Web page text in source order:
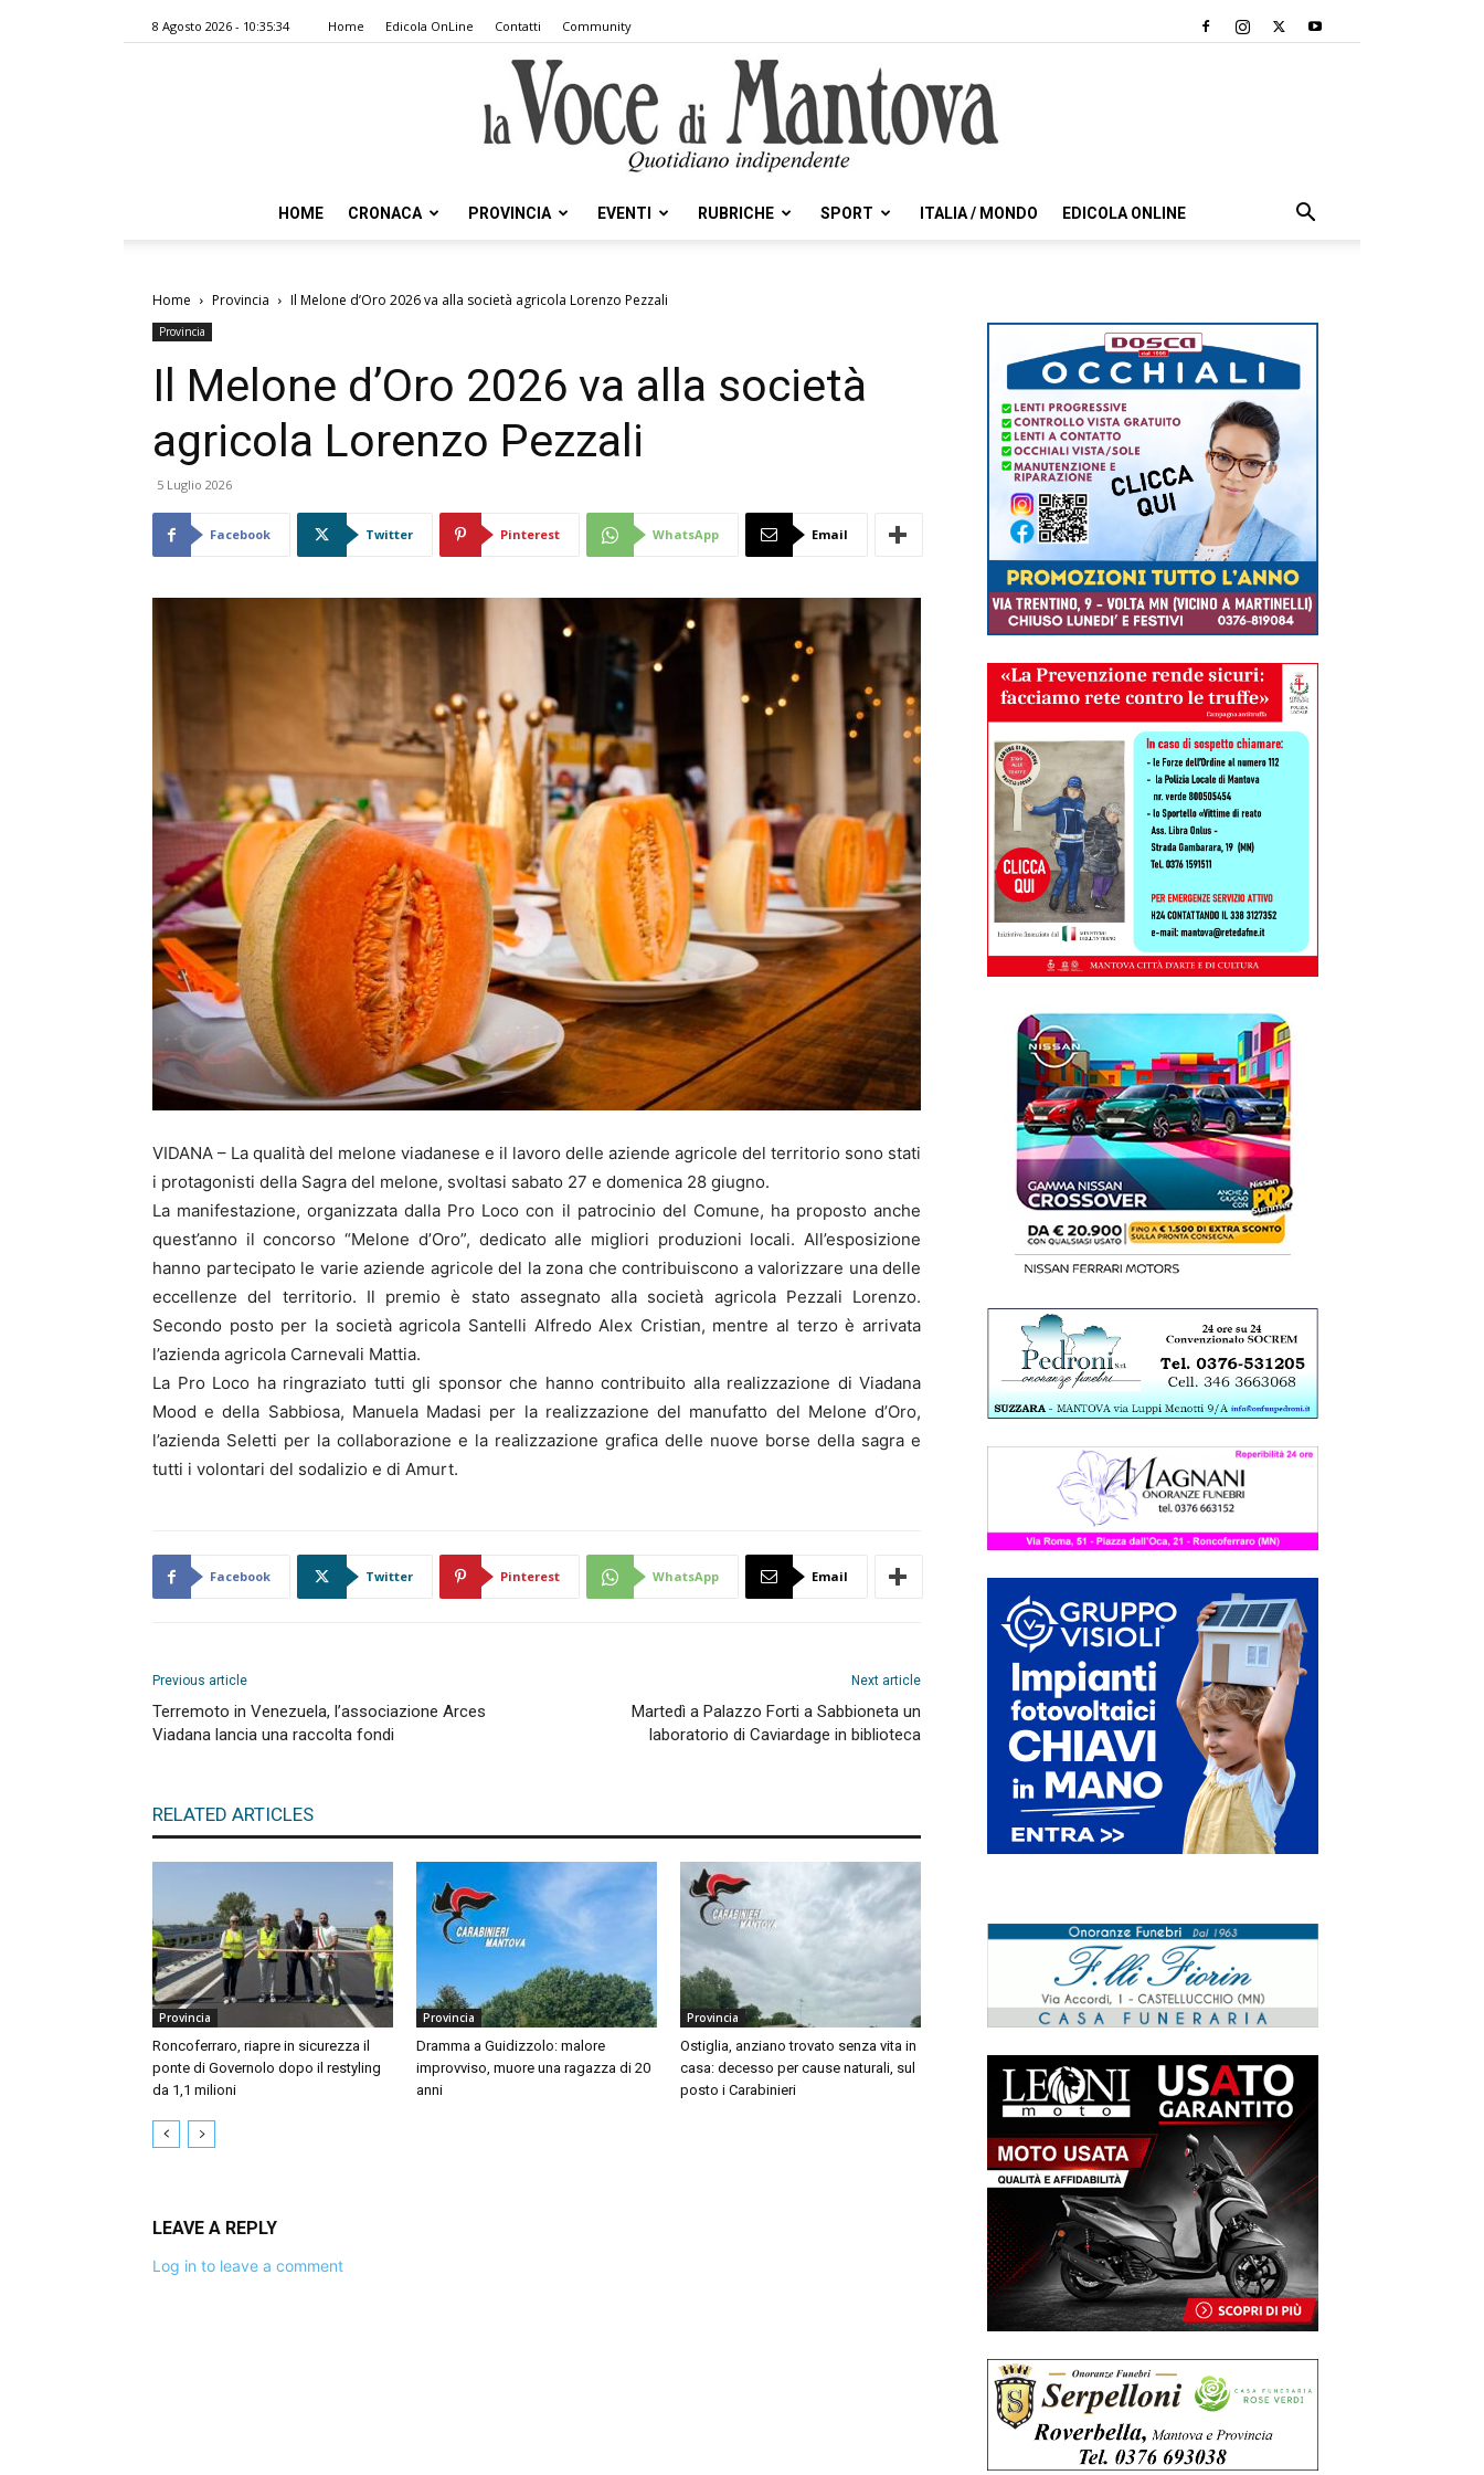
8 Agosto 2026 - 10:35:34 Home Edicola OnLine Contatti Community
Voce
Mantova
HOME CRONACA PROVINCIA EVENTI RUBRICHE SPORT ITALIA / MONDO EDICOLA ONLINE
Home Provincia Il Melone d’Oro 2026 va alla società agricola Lorenzo Pezzali
Provincia
Il Melone d’Oro 2026 va alla società
agricola Lorenzo Pezzali
5 Luglio 2026
Facebook Twitter Pinterest WhatsApp Email
VIDANA – La qualità del melone viadanese e il lavoro delle aziende agricole del territorio sono stati
i protagonisti della Sagra del melone, svoltasi sabato 27 e domenica 28 giugno.
La manifestazione, organizzata dalla Pro Loco con il patrocinio del Comune, ha proposto anche
quest’anno il concorso “Melone d’Oro”, dedicato alle migliori produzioni locali. All’esposizione
hanno partecipato le varie aziende agricole del la zona che contribuiscono a valorizzare una delle
eccellenze del territorio. Il premio è stato assegnato alla società agricola Pezzali Lorenzo.
Secondo posto per la società agricola Santelli Alfredo Alex Cristian, mentre al terzo è arrivata
l’azienda agricola Carnevali Mattia.
La Pro Loco ha ringraziato tutti gli sponsor che hanno contribuito alla realizzazione di Viadana
Mood e della Sabbiosa, Manuela Madasi per la realizzazione del manufatto del Melone d’Oro,
l’azienda Seletti per la collaborazione e la realizzazione grafica delle nuove borse della sagra e
tutti i volontari del sodalizio e di Amurt.
Facebook Twitter Pinterest WhatsApp Email
Previous article
Terremoto in Venezuela, l’associazione Arces
Viadana lancia una raccolta fondi
Next article
Martedì a Palazzo Forti a Sabbioneta un
laboratorio di Caviardage in biblioteca
RELATED ARTICLES
Provincia
Roncoferraro, riapre in sicurezza il
ponte di Governolo dopo il restyling
da 1,1 milioni
Provincia
Dramma a Guidizzolo: malore
improvviso, muore una ragazza di 20
anni
Provincia
Ostiglia, anziano trovato senza vita in
casa: decesso per cause naturali, sul
posto i Carabinieri
LEAVE A REPLY
Log in to leave a comment